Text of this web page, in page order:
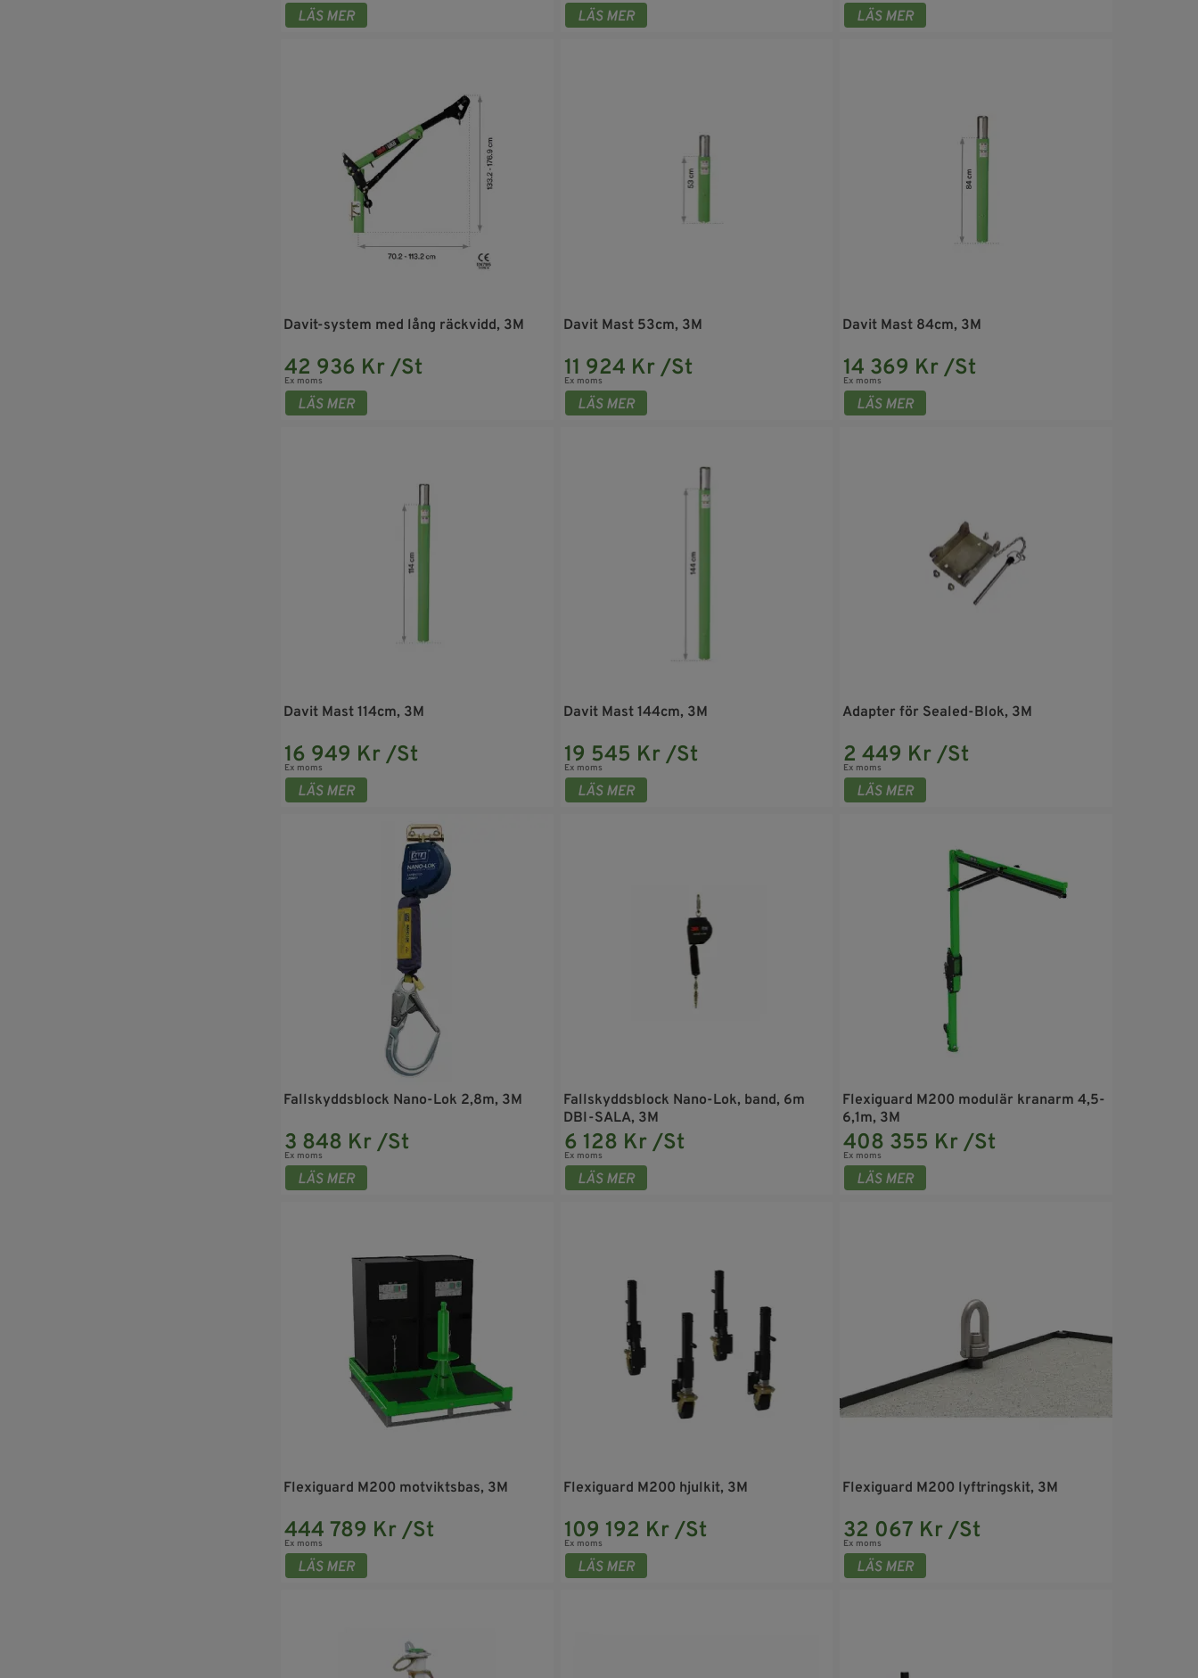
Davit-system med lång räckvidd, 3M
42 936 Kr /St
Ex moms
Davit Mast 53cm, 3M
11 924 Kr /St
Ex moms
Davit Mast 84cm, 3M
14 369 Kr /St
Ex moms
Davit Mast 114cm, 3M
16 949 Kr /St
Ex moms
Davit Mast 144cm, 3M
19 545 Kr /St
Ex moms
Adapter för Sealed-Blok, 3M
2 449 Kr /St
Ex moms
Fallskyddsblock Nano-Lok 2,8m, 3M
3 848 Kr /St
Ex moms
Fallskyddsblock Nano-Lok, band, 6m
DBI-SALA, 3M
6 128 Kr /St
Ex moms
Flexiguard M200 modulär kranarm 4,5-
6,1m, 3M
408 355 Kr /St
Ex moms
Flexiguard M200 motviktsbas, 3M
444 789 Kr /St
Ex moms
Flexiguard M200 hjulkit, 3M
109 192 Kr /St
Ex moms
Flexiguard M200 lyftringskit, 3M
32 067 Kr /St
Ex moms